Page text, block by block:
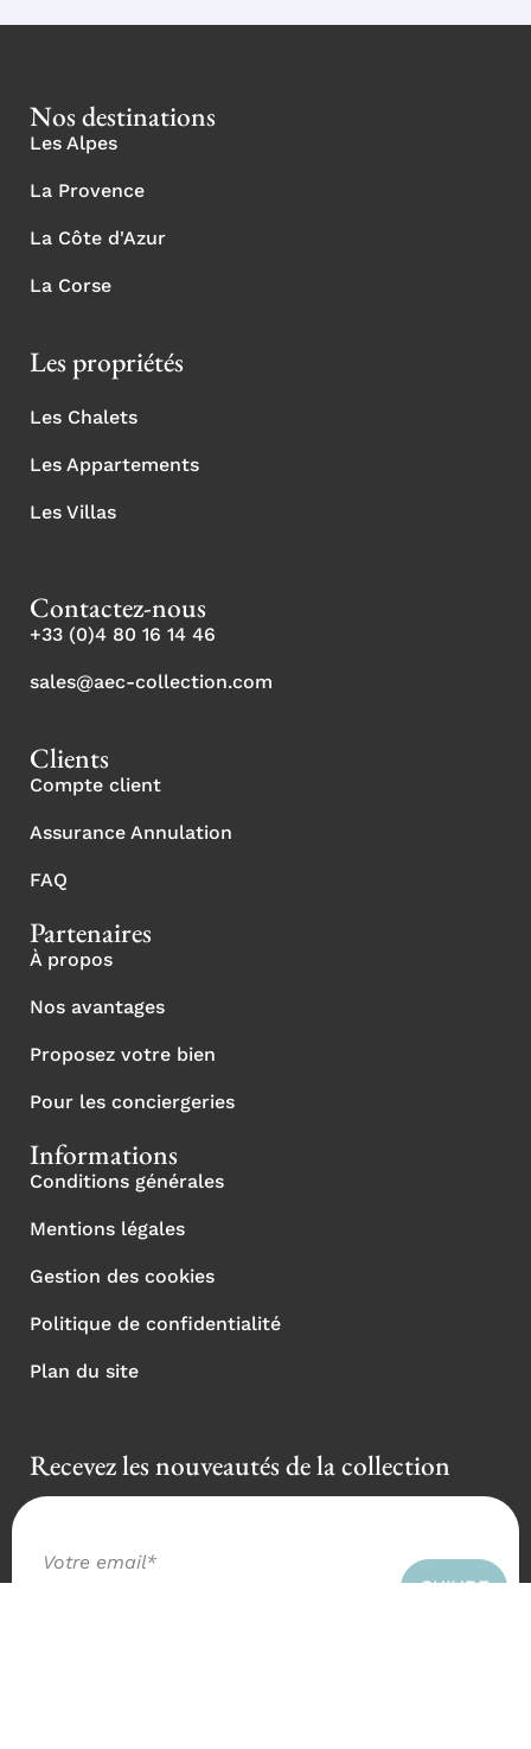
Nos destinations
Les Alpes
La Provence
La Côte d'Azur
La Corse
Les propriétés
Les Chalets
Les Appartements
Les Villas
Contactez-nous
+33 (0)4 80 16 14 46
sales@aec-collection.com
Clients
Compte client
Assurance Annulation
FAQ
Partenaires
À propos
Nos avantages
Proposez votre bien
Pour les conciergeries
Informations
Conditions générales
Mentions légales
Gestion des cookies
Politique de confidentialité
Plan du site
Recevez les nouveautés de la collection